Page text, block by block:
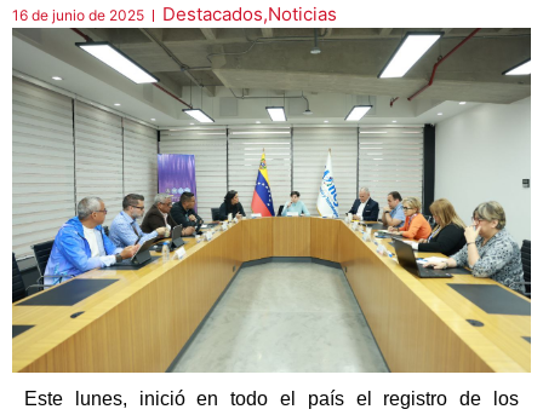
16 de junio de 2025 Destacados,Noticias
Este lunes, inició en todo el país el registro de los